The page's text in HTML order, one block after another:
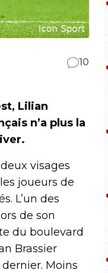
10
Lilian
n’a plus la
visages
joueurs de
L’un des
de son
du boulevard
Brassier
Moins